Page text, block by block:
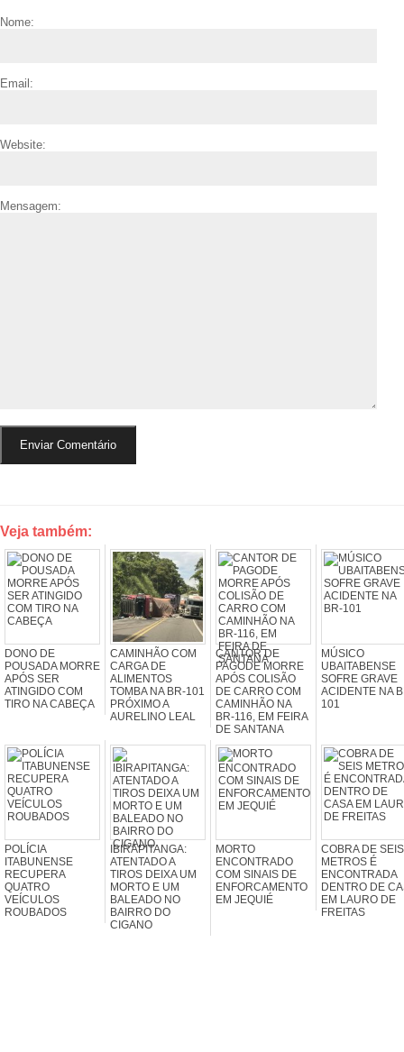
Nome:
Email:
Website:
Mensagem:
Veja também:
DONO DE
POUSADA MORRE
APÓS SER
ATINGIDO COM
TIRO NA CABEÇA
CAMINHÃO COM
CARGA DE
ALIMENTOS
TOMBA NA BR-101
PRÓXIMO A
AURELINO LEAL
CANTOR DE
PAGODE MORRE
APÓS COLISÃO
DE CARRO COM
CAMINHÃO NA
BR-116, EM FEIRA
DE SANTANA
MÚSICO
UBAITABENSE
SOFRE GRAVE
ACIDENTE NA
101
POLÍCIA
ITABUNENSE
RECUPERA
QUATRO
VEÍCULOS
ROUBADOS
IBIRAPITANGA:
ATENTADO A
TIROS DEIXA UM
MORTO E UM
BALEADO NO
BAIRRO DO
CIGANO
MORTO
ENCONTRADO
COM SINAIS DE
ENFORCAMENTO
EM JEQUIÉ
COBRA DE SEIS
METROS É
ENCONTRADA
DENTRO DE
EM LAURO DE
FREITAS